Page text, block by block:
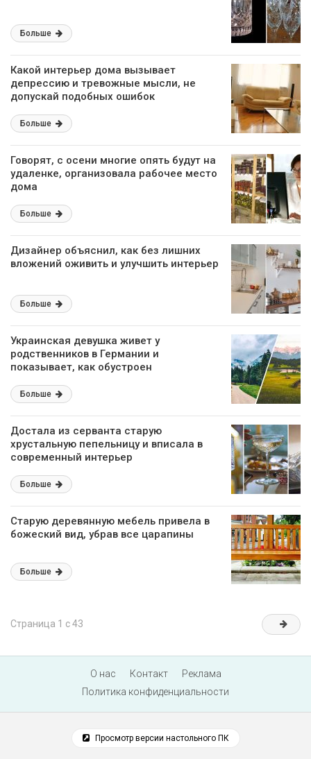
Больше
Какой интерьер дома вызывает
депрессию и тревожные мысли, не
допускай подобных ошибок
Больше
Говорят, с осени многие опять будут на
удаленке, организовала рабочее место
дома
Больше
Дизайнер объяснил, как без лишних
вложений оживить и улучшить интерьер
Больше
Украинская девушка живет у
родственников в Германии и
показывает, как обустроен
Больше
Достала из серванта старую
хрустальную пепельницу и вписала в
современный интерьер
Больше
Старую деревянную мебель привела в
божеский вид, убрав все царапины
Больше
Страница 1 с 43
О нас Контакт
Реклама
Политика конфиденциальности
Просмотр версии настольного ПК